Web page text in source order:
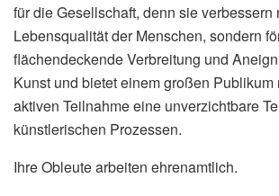
für die Gesellschaft, denn sie verbessern
Lebensqualität der Menschen, sondern
flächendeckende Verbreitung und
Kunst und bietet einem großen Publikum
aktiven Teilnahme eine unverzichtbare
künstlerischen Prozessen.
Ihre Obleute arbeiten ehrenamtlich.